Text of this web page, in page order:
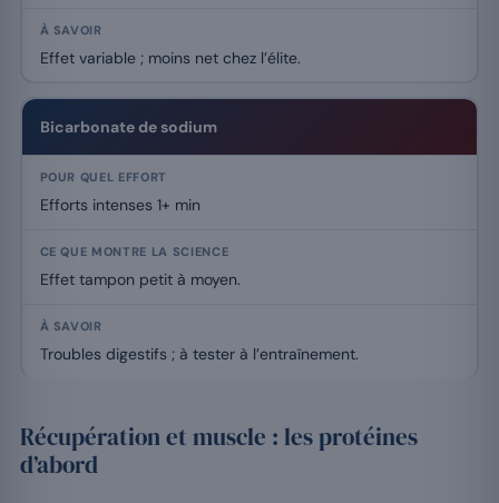
Effet variable ; moins net chez l’élite.
Bicarbonate de sodium
Efforts intenses 1+ min
Effet tampon petit à moyen.
Troubles digestifs ; à tester à l’entraînement.
Récupération et muscle : les protéines
d’abord